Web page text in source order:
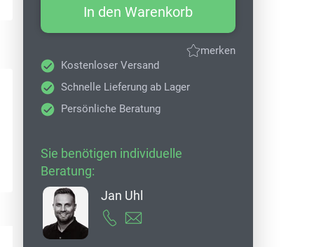
In den Warenkorb
merken
Kostenloser Versand
Schnelle Lieferung ab Lager
Persönliche Beratung
Sie benötigen individuelle
Beratung:
Jan Uhl